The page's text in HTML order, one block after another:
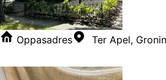
Oppasadres Ter Apel,